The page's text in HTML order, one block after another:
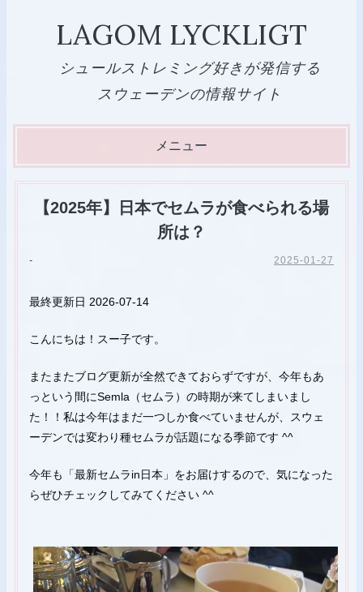
LAGOM LYCKLIGT
シュールストレミング好きが発信する
スウェーデンの情報サイト
メニュー
ツ
ス
キ
プ
【2025年】日本でセムラが食べられる場
所は？
2025-01-27
-
最終更新日 2026-07-14
こんにちは！スー子です。
またまたブログ更新が全然できておらずですが、今年もあ
っという間にSemla（セムラ）の時期が来てしまいまし
た！！私は今年はまだ一つしか食べていませんが、スウェ
ーデンでは変わり種セムラが話題になる季節です ^^
今年も「最新セムラin日本」をお届けするので、気になった
らぜひチェックしてみてください ^^